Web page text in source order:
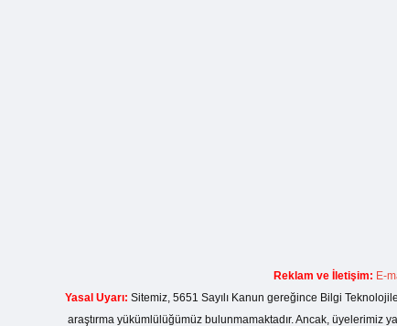
Reklam ve İletişim: E-
Yasal Uyarı: Sitemiz, 5651 Sayılı Kanun gereğince Bilgi
araştırma yükümlülüğümüz bulunmamaktadır. Ancak, üyelerimiz